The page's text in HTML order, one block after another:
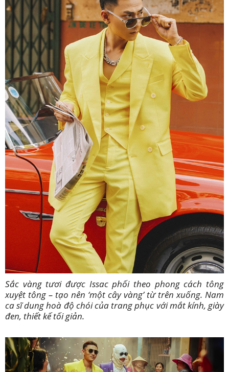
Sắc vàng tươi được Issac phối theo phong cách tông
xuyệt tông – tạo nên ‘một cây vàng’ từ trên xuống. Nam
ca sĩ dung hoà độ chói của trang phục với mắt kính, giày
đen, thiết kế tối giản.